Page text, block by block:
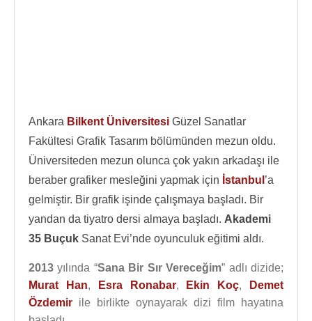
Ankara Bilkent Üniversitesi Güzel Sanatlar
Fakültesi Grafik Tasarım bölümünden mezun oldu.
Üniversiteden mezun olunca çok yakın arkadaşı ile
beraber grafiker mesleğini yapmak için İstanbul ’a
gelmiştir. Bir grafik işinde çalışmaya başladı. Bir
yandan da tiyatro dersi almaya başladı. Akademi
35 Buçuk Sanat Evi’nde oyunculuk eğitimi aldı.
2013 yılında “Sana Bir Sır Vereceğim” adlı dizide;
Murat Han, Esra Ronabar, Ekin Koç,
Demet
Özdemir ile birlikte oynayarak dizi film hayatına